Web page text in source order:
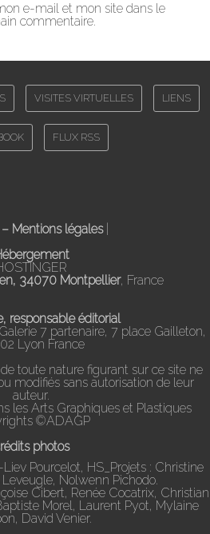
e-mail et mon site dans le
commentaire.
VISITES VIRTUELLES LIENS
FLUX RSS
Mentions légales|
34070 Montpellier, France
responsable éditorial
7 partenaire, 7 place Gailleton,
Lyon France
toute nature figurant sur ce site ne
modifiés sans autorisation de leur
auteur.
les Arts Graphiques et Plastiques
©ADAGP
photos
Pourcelot, HS_Projets : Christine
Nolwenn Pichodo.
Cibert, Renée Cocatrix, Christian
Morel, Laurent Pyot, Mylaine
David Venier.